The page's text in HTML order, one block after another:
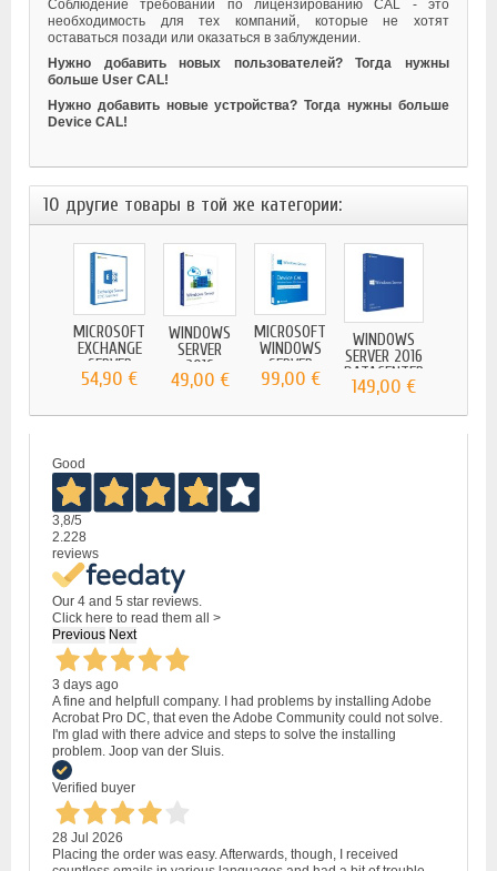
Соблюдение требований по лицензированию CAL - это
необходимость для тех компаний, которые не хотят
оставаться позади или оказаться в заблуждении.
Нужно добавить новых пользователей? Тогда нужны
больше User CAL!
Нужно добавить новые устройства? Тогда нужны больше
Device CAL!
10 другие товары в той же категории:
MICROSOFT
EXCHANGE
SERVER
2016...
54,90 €
WINDOWS
SERVER
2016
ESSENTIALS
49,00 €
MICROSOFT
WINDOWS
SERVER
2016...
99,00 €
WINDOWS
SERVER 2016
DATACENTER
149,00 €
Good
3,8/5
2.228
reviews
Our 4 and 5 star reviews.
Click here to read them all >
Previous Next
3 days ago
A fine and helpfull company. I had problems by installing Adobe
Acrobat Pro DC, that even the Adobe Community could not solve.
I'm glad with there advice and steps to solve the installing
problem. Joop van der Sluis.
Verified buyer
28 Jul 2026
Placing the order was easy. Afterwards, though, I received